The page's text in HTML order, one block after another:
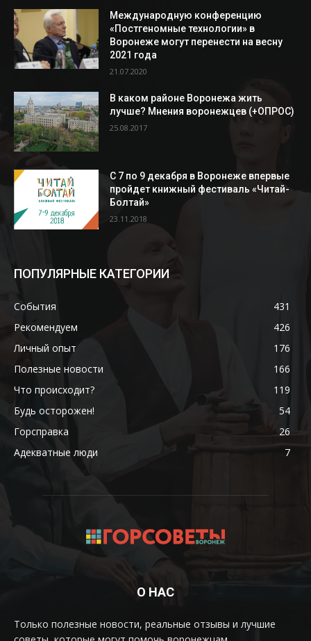
Международную конференцию
«Постгеномные технологии» в
Воронеже могут перенести на весну
2021 года
21.07.2020
В каком районе Воронежа жить
лучше? Мнения воронежцев (+ОПРОС)
25.08.2017
С 7 по 9 декабря в Воронеже впервые
пройдет книжный фестиваль «Читай-
Болтай»
23.11.2018
ПОПУЛЯРНЫЕ КАТЕГОРИИ
События
431
Рекомендуем
426
Личный опыт
176
Полезные новости
166
Что происходит?
119
Будь осторожен!
54
Горсправка
26
Адекватные люди
7
О НАС
Только полезные новости, реальные отзывы и лучшие